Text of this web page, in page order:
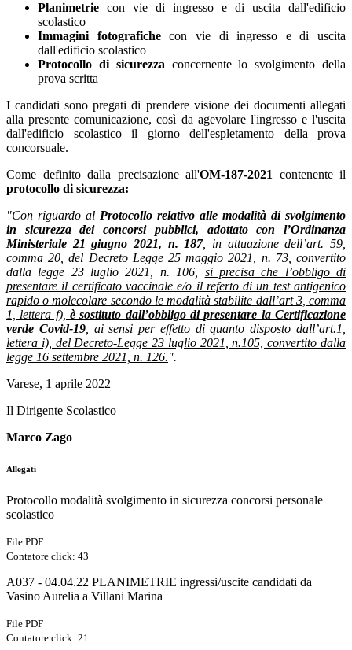
Planimetrie con vie di ingresso e di uscita dall'edificio
scolastico
Immagini fotografichecon vie di ingresso e di uscita
dall'edificio scolastico
Protocollo di sicurezza concernente lo svolgimento della
prova scritta
I candidati sono pregati di prendere visione dei documenti allegati
alla presente comunicazione, così da agevolare l'ingresso e l'uscita
dall'edificio scolastico il giorno dell'espletamento della prova
concorsuale.
Come definito dalla precisazione all'OM-187-2021 contenente il
protocollo di sicurezza:
"Con riguardo al Protocollo relativo alle modalità di svolgimento
in sicurezza dei concorsi pubblici, adottato con l’Ordinanza
Ministeriale 21 giugno 2021, n. 187, in attuazione dell’art. 59,
comma 20, del Decreto Legge 25 maggio 2021, n. 73, convertito
dalla legge 23 luglio 2021, n. 106, si precisa che l’obbligo di
presentare il certificato vaccinale e/o il referto di un test antigenico
rapido o molecolare secondo le modalità stabilite dall’art 3, comma
1, lettera f), è sostituto dall’obbligo di presentare la Certificazione
verde Covid-19, ai sensi per effetto di quanto disposto dall’art.1,
lettera i), del Decreto-Legge 23 luglio 2021, n.105, convertito dalla
legge 16 settembre 2021, n. 126.".
Varese, 1 aprile 2022
Il Dirigente Scolastico
Marco Zago
Allegati
Protocollo modalità svolgimento in sicurezza concorsi personale
scolastico
File PDF
Contatore click: 43
A037 - 04.04.22 PLANIMETRIE ingressi/uscite candidati da
Vasino Aurelia a Villani Marina
File PDF
Contatore click: 21